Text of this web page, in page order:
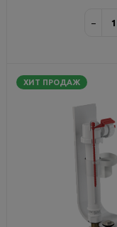
−
ХИТ ПРОДАЖ